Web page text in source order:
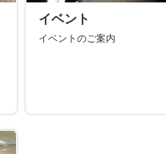
イベント
イベントのご案内